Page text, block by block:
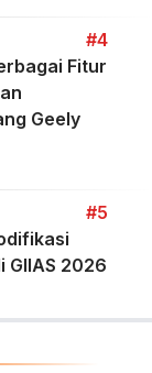
#4
Fitur
Geely
#5
GIIAS 2026